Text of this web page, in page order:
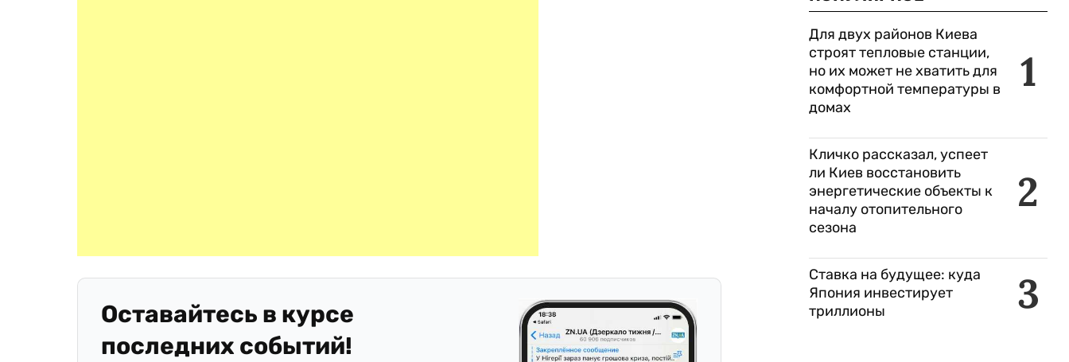
Оставайтесь в курсе
последних событий!
1
Для двух районов Киева
строят тепловые станции,
но их может не хватить для
комфортной температуры в
домах
2
Кличко рассказал, успеет
ли Киев восстановить
энергетические объекты к
началу отопительного
сезона
3
Ставка на будущее: куда
Япония инвестирует
триллионы